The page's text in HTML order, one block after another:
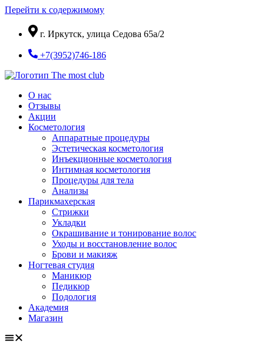
Перейти к содержимому
г. Иркутск, улица Седова 65а/2
+7(3952)746-186
О нас
Отзывы
Акции
Косметология
Аппаратные процедуры
Эстетическая косметология
Инъекционные косметология
Интимная косметология
Процедуры для тела
Анализы
Парикмахерская
Стрижки
Укладки
Окрашивание и тонирование волос
Уходы и восстановление волос
Брови и макияж
Ногтевая студия
Маникюр
Педикюр
Подология
Академия
Магазин